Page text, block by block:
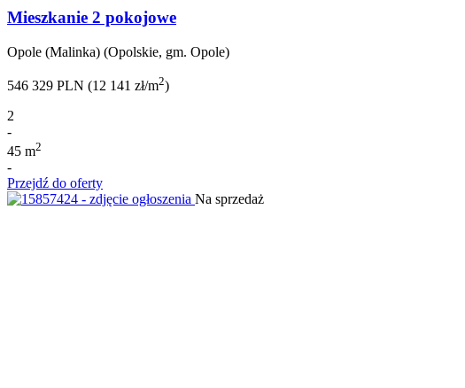
Mieszkanie 2 pokojowe
Opole (Malinka) (Opolskie, gm. Opole)
546 329 PLN (12 141 zł/m2)
2
-
45 m2
-
Przejdź do oferty
Na sprzedaż